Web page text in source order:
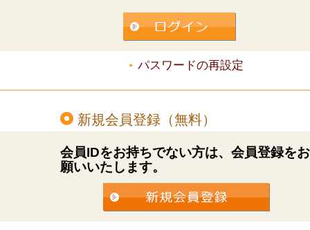
パスワードの再設定
新規会員登録（無料）
会員IDをお持ちでない方は、会員登録をお
願いいたします。